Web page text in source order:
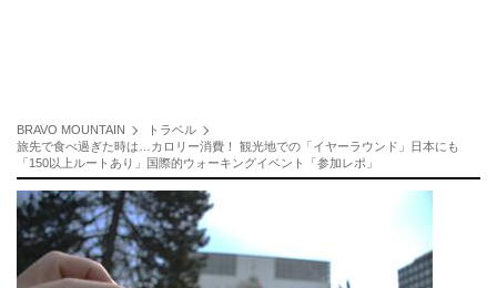
BRAVO MOUNTAIN
トラベル
旅先で食べ過ぎた時は…カロリー消費！ 観光地での「イヤーラウンド」日本にも
「150以上ルートあり」国際的ウォーキングイベント「参加レポ」